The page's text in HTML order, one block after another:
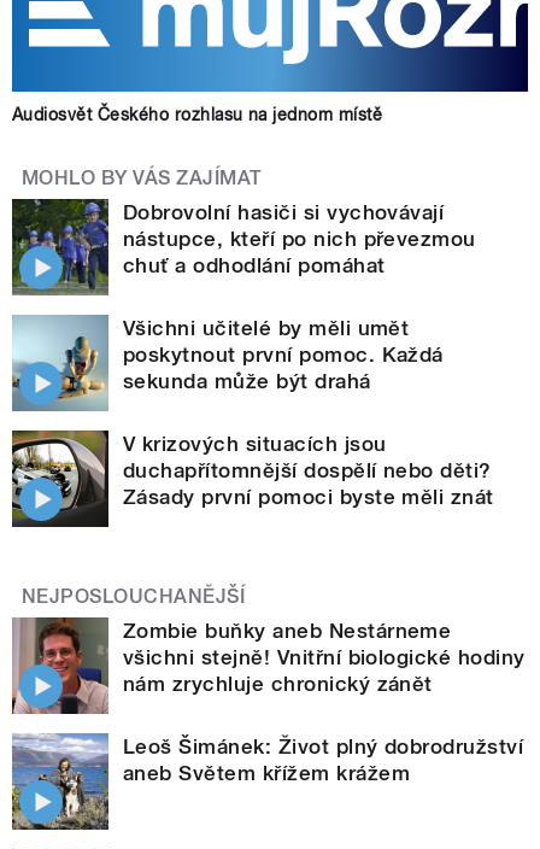
Audiosvět Českého rozhlasu na jednom místě
MOHLO BY VÁS ZAJÍMAT
Dobrovolní hasiči si vychovávají
nástupce, kteří po nich převezmou
chuť a odhodlání pomáhat
Všichni učitelé by měli umět
poskytnout první pomoc. Každá
sekunda může být drahá
V krizových situacích jsou
duchapřítomnější dospělí nebo děti?
Zásady první pomoci byste měli znát
NEJPOSLOUCHANĚJŠÍ
Zombie buňky aneb Nestárneme
všichni stejně! Vnitřní biologické hodiny
nám zrychluje chronický zánět
Leoš Šimánek: Život plný dobrodružství
aneb Světem křížem krážem